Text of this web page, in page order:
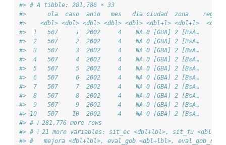
#> # A tibble: 281,786 × 33
#>      ola  caso  anio   mes   dia ciudad  zona    region
#>    <dbl> <dbl> <dbl> <dbl> <dbl> <dbl+l> <dbl+l>
#>  1   507     1  2002     4    NA 0 [GBA] 2 [BsA…     NA
#>  2   507     2  2002     4    NA 0 [GBA] 2 [BsA…     NA
#>  3   507     3  2002     4    NA 0 [GBA] 2 [BsA…     NA
#>  4   507     4  2002     4    NA 0 [GBA] 2 [BsA…     NA
#>  5   507     5  2002     4    NA 0 [GBA] 2 [BsA…     NA
#>  6   507     6  2002     4    NA 0 [GBA] 2 [BsA…     NA
#>  7   507     7  2002     4    NA 0 [GBA] 2 [BsA…     NA
#>  8   507     8  2002     4    NA 0 [GBA] 2 [BsA…     NA
#>  9   507     9  2002     4    NA 0 [GBA] 2 [BsA…     NA 1
#> 10   507    10  2002     4    NA 0 [GBA] 2 [BsA…     NA
#> # ℹ 281,776 more rows
#> # ℹ 21 more variables: sit_ec <dbl+lbl>, sit_fu
#> #   mejora <dbl+lbl>, eval_gob <dbl+lbl>, eval_gob_rec